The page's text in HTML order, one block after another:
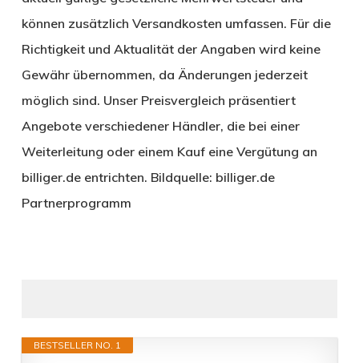
können zusätzlich Versandkosten umfassen. Für die
Richtigkeit und Aktualität der Angaben wird keine
Gewähr übernommen, da Änderungen jederzeit
möglich sind. Unser Preisvergleich präsentiert
Angebote verschiedener Händler, die bei einer
Weiterleitung oder einem Kauf eine Vergütung an
billiger.de entrichten. Bildquelle: billiger.de
Partnerprogramm
BESTSELLER NO. 1